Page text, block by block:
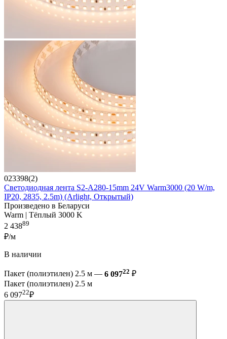
023398(2)
Светодиодная лента S2-A280-15mm 24V Warm3000 (20 W/m,
IP20, 2835, 2.5m) (Arlight, Открытый)
Произведено в Беларуси
Warm | Тёплый 3000 K
2 43889
₽/м
В наличии
Пакет (полиэтилен) 2.5 м — 6 09722 ₽
Пакет (полиэтилен) 2.5 м
6 09722₽